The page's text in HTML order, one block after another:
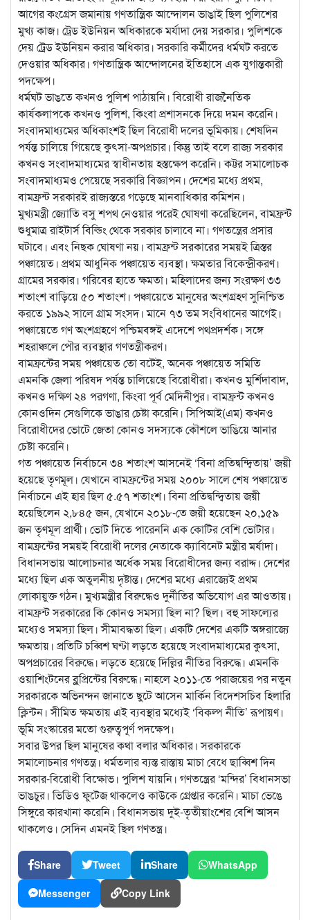
আগের কংগ্রেস জমানায় গণতান্ত্রিক আন্দোলন ভাঙাই ছিল পুলিশের
মুখ্য কাজ। ট্রেড ইউনিয়ন অধিকারকে মর্যাদা দেয় সরকার। পুলিশকে
দেয় ট্রেড ইউনিয়ন করার অধিকার। সরকারি কর্মীদের ধর্মঘট করতে
দেওয়ার অধিকার। গণতান্ত্রিক আন্দোলনের ইতিহাসে এক যুগান্তকারী
পদক্ষেপ।
ধর্মঘট ভাঙতে কখনও পুলিশ পাঠায়নি। বিরোধী রাজনৈতিক
কার্যকলাপকে কখনও পুলিশ, কিংবা প্রশাসনকে দিয়ে দমন করেনি।
সংবাদমাধ্যমের অধিকাংশই ছিল বিরোধী দলের ভূমিকায়। শেষদিন
পর্যন্ত চালিয়ে গিয়েছে কুৎসা-অপপ্রচার। কিন্তু তাই বলে রাজ্য সরকার
কখনও সংবাদমাধ্যমের স্বাধীনতায় হস্তক্ষেপ করেনি। কট্টর সমালোচক
সংবাদমাধ্যমও পেয়েছে সরকারি বিজ্ঞাপন। দেশের মধ্যে প্রথম,
বামফ্রন্ট সরকারই রাজ্যস্তরে গড়েছে মানবাধিকার কমিশন।
মুখ্যমন্ত্রী জ্যোতি বসু শপথ নেওয়ার পরেই ঘোষণা করেছিলেন, বামফ্রন্ট
শুধুমাত্র রাইটার্স বিল্ডিং থেকে সরকার চালাবে না। গণতন্ত্রের প্রসার
ঘটাবে। এবং নিছক ঘোষণা নয়। বামফ্রন্ট সরকারের সময়ই ত্রিস্তর
পঞ্চায়েত। প্রথম আধুনিক পঞ্চায়েত ব্যবস্থা। ক্ষমতার বিকেন্দ্রীকরণ।
গ্রামের সরকার। গরিবের হাতে ক্ষমতা। মহিলাদের জন্য সংরক্ষণ ৩৩
শতাংশ বাড়িয়ে ৫০ শতাংশ। পঞ্চায়েতে মানুষের অংশগ্রহণ সুনিশ্চিত
করতে ১৯৯২ সালে গ্রাম সংসদ। মানে ৭৩ তম সংবিধানের আগেই।
পঞ্চায়েতে গণ অংশগ্রহণে পশ্চিমবঙ্গই এদেশে পথপ্রদর্শক। সঙ্গে
শহরাঞ্চলে পৌর ব্যবস্থার গণতন্ত্রীকরণ।
বামফ্রন্টের সময় পঞ্চায়েত তো বটেই, অনেক পঞ্চায়েত সমিতি
এমনকি জেলা পরিষদ পর্যন্ত চালিয়েছে বিরোধীরা। কখনও মুর্শিদাবাদ,
কখনও দক্ষিণ ২৪ পরগণা, কিংবা পূর্ব মেদিনীপুর। বামফ্রন্ট কখনও
কোনওদিন সেগুলিকে ভাঙার চেষ্টা করেনি। সিপিআই(এম) কখনও
বিরোধীদের ভোটে জেতা কোনও সদস্যকে কৌশলে ভাঙিয়ে আনার
চেষ্টা করেনি।
গত পঞ্চায়েত নির্বাচনে ৩৪ শতাংশ আসনেই ‘বিনা প্রতিদ্বন্দ্বিতায়’ জয়ী
হয়েছে তৃণমূল। যেখানে বামফ্রন্টের সময় ২০০৮ সালে শেষ পঞ্চায়েত
নির্বাচনে এই হার ছিল ৫.৫৭ শতাংশ। বিনা প্রতিদ্বন্দ্বিতায় জয়ী
হয়েছিলেন ২,৮৪৫ জন, যেখানে ২০১৮-তে জয়ী হয়েছেন ২০,১৫৯
জন তৃণমূল প্রার্থী। ভোট দিতে পারেননি এক কোটির বেশি ভোটার।
বামফ্রন্টের সময়ই বিরোধী দলের নেতাকে ক্যাবিনেট মন্ত্রীর মর্যাদা।
বিধানসভায় আলোচনার অর্ধেক সময় বিরোধীদের জন্য বরাদ্দ। দেশের
মধ্যে ছিল এক অতুলনীয় দৃষ্টান্ত। দেশের মধ্যে এরাজ্যেই প্রথম
লোকায়ুক্ত গঠন। মুখ্যমন্ত্রীর বিরুদ্ধেও দুর্নীতির অভিযোগ এর আওতায়।
বামফ্রন্ট সরকারের কি কোনও সমস্যা ছিল না? ছিল। বহু সাফল্যের
মধ্যেও সমস্যা ছিল। সীমাবদ্ধতা ছিল। একটি দেশের একটি অঙ্গরাজ্যে
ক্ষমতায়। প্রতিটি চব্বিশ ঘণ্টা লড়তে হয়েছে সংবাদমাধ্যমের কুৎসা,
অপপ্রচারের বিরুদ্ধে। লড়তে হয়েছে দিল্লির নীতির বিরুদ্ধে। এমনকি
ওয়াশিংটনের ব্লুপ্রিন্টের বিরুদ্ধে। নাহলে ২০১১-তে পরাজয়ের পর নতুন
সরকারকে অভিনন্দন জানাতে ছুটে আসেন মার্কিন বিদেশসচিব হিলারি
ক্লিন্টন। সীমিত ক্ষমতায় এই ব্যবস্থার মধ্যেই ‘বিকল্প নীতি’ রূপায়ণ।
ভূমি সংস্কারের মতো গুরুত্বপূর্ণ পদক্ষেপ।
সবার উপর ছিল মানুষের কথা বলার অধিকার। সরকারকে
সমালোচনার গণতন্ত্র। ধর্মতলার ব্যস্ত রাস্তায় মাচা বেধে ছাব্বিশ দিন
সরকার-বিরোধী বিক্ষোভ। পুলিশ যায়নি। গণতন্ত্রের ‘মন্দির’ বিধানসভা
ভাঙচুর। ভিডিও ফুটেজ থাকলেও কাউকে গ্রেপ্তার করেনি। মাচা ভেঙে
সিঙ্গুরে কারখানা করেনি। বিধানসভায় দুই-তৃতীয়াংশের বেশি আসন
থাকলেও। সেদিন এমনই ছিল গণতন্ত্র।
Share Tweet Share WhatsApp
Messenger Copy Link